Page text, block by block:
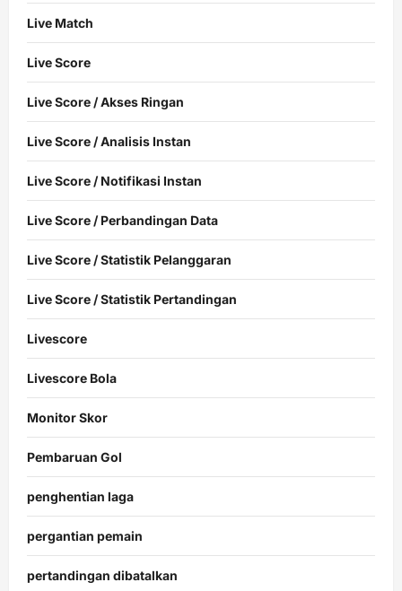
Live Match
Live Score
Live Score / Akses Ringan
Live Score / Analisis Instan
Live Score / Notifikasi Instan
Live Score / Perbandingan Data
Live Score / Statistik Pelanggaran
Live Score / Statistik Pertandingan
Livescore
Livescore Bola
Monitor Skor
Pembaruan Gol
penghentian laga
pergantian pemain
pertandingan dibatalkan